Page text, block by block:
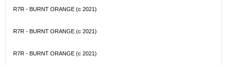
R7R - BURNT ORANGE (с 2021)
R7R - BURNT ORANGE (с 2021)
R7R - BURNT ORANGE (с 2021)